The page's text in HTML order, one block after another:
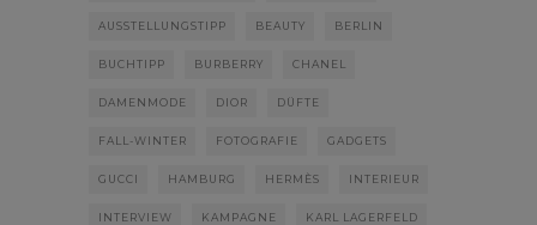
AUSSTELLUNGSTIPP BEAUTY BERLIN
BUCHTIPP BURBERRY CHANEL
DAMENMODE DIOR DÜFTE
FALL-WINTER FOTOGRAFIE GADGETS
GUCCI HAMBURG HERMÈS INTERIEUR
INTERVIEW KAMPAGNE KARL LAGERFELD